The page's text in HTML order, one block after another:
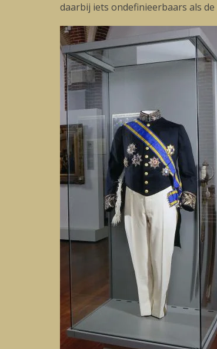
daarbij iets ondefinieerbaars als de